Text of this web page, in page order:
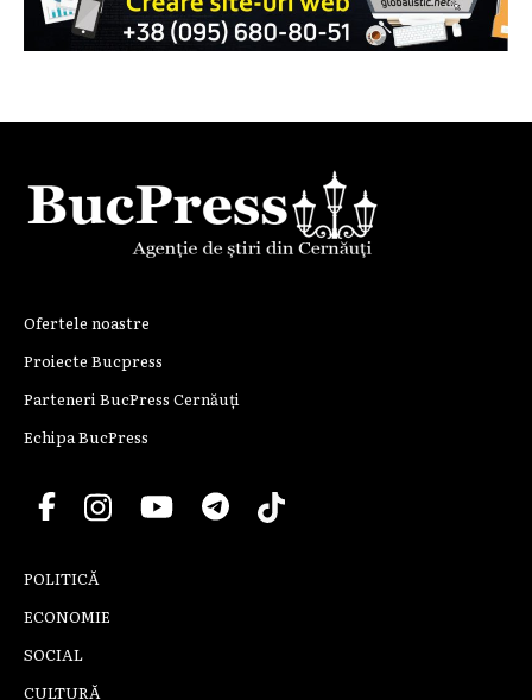
Ofertele noastre
Proiecte Bucpress
Parteneri BucPress Cernăuți
Echipa BucPress
POLITICĂ
ECONOMIE
SOCIAL
CULTURĂ